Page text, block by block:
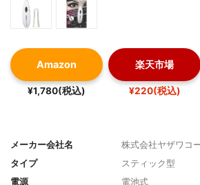
Amazon
¥1,780(税込)
楽天市場
¥220(税込)
メーカー会社名
株式会社ヤザワコ
タイプ
スティック型
電源
電池式